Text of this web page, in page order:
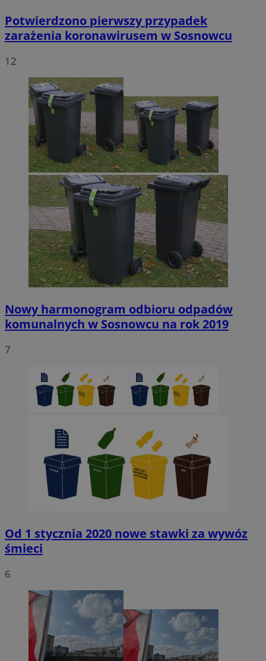
Potwierdzono pierwszy przypadek
zarażenia koronawirusem w Sosnowcu
12
Nowy harmonogram odbioru odpadów
komunalnych w Sosnowcu na rok 2019
7
Od 1 stycznia 2020 nowe stawki za wywóz
śmieci
6